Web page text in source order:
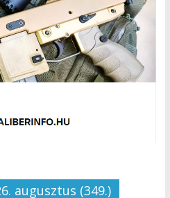
augusztus (349.)